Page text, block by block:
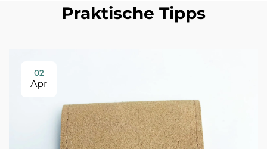
Praktische Tipps
02
Apr